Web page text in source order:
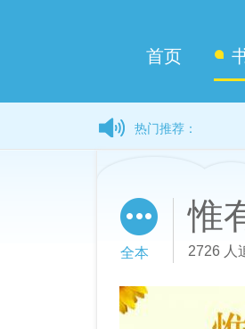
首页
热门推荐：
全本
惟
2726 人